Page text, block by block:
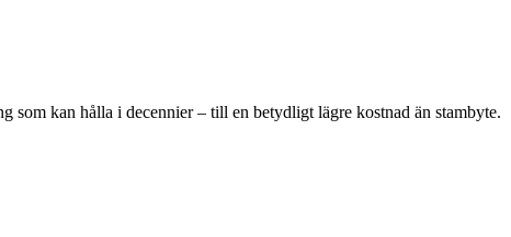
kan hålla i decennier – till en betydligt lägre kostnad än stambyte.